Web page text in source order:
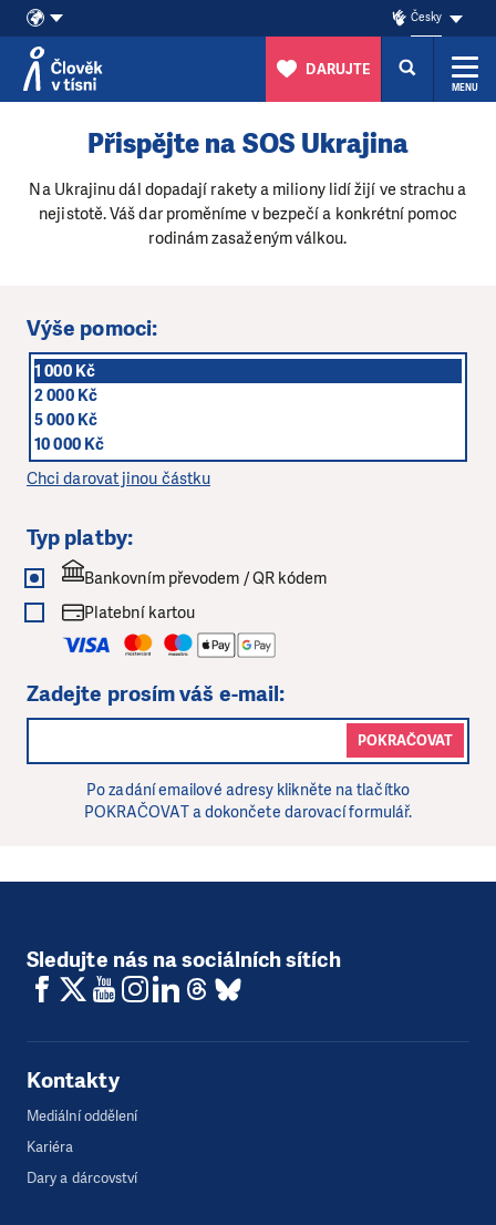
Česky
DARUJTE
MENU
Přispějte na SOS Ukrajina
Na Ukrajinu dál dopadají rakety a miliony lidí žijí ve strachu a
nejistotě. Váš dar proměníme v bezpečí a konkrétní pomoc
rodinám zasaženým válkou.
Výše pomoci:
1 000 Kč
2 000 Kč
5 000 Kč
10 000 Kč
Chci darovat jinou částku
Typ platby:
Bankovním převodem / QR kódem
Platební kartou
Zadejte prosím váš e-mail:
POKRAČOVAT
Po zadání emailové adresy klikněte na tlačítko
POKRAČOVAT a dokončete darovací formulář.
Sledujte nás na sociálních sítích
Kontakty
Mediální oddělení
Kariéra
Dary a dárcovství